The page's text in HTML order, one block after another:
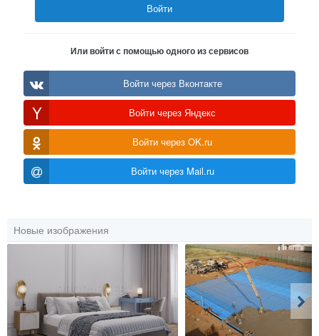
Войти
Или войти с помощью одного из сервисов
Войти через Вконтакте
Войти через Яндекс
Войти через OK.ru
Войти через Mail.ru
Новые изображения